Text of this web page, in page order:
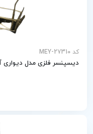
کد MEY-27310
دیسپنسر فلزی مدل دیواری